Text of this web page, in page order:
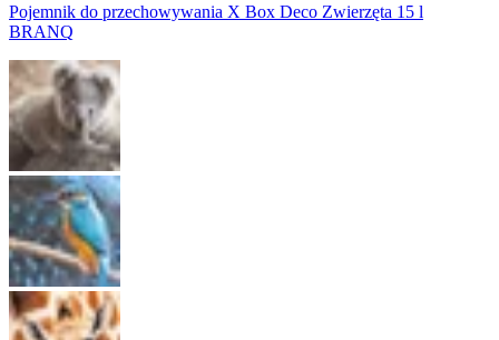
Pojemnik do przechowywania X Box Deco Zwierzęta 15 l
BRANQ